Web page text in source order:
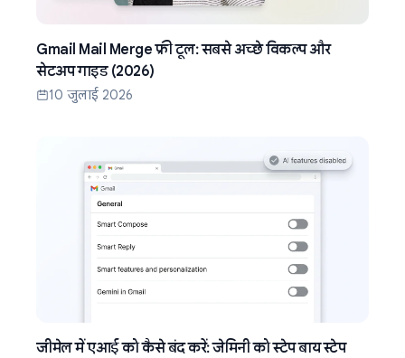
Gmail Mail Merge फ्री टूल: सबसे अच्छे विकल्प और
सेटअप गाइड (2026)
10 जुलाई 2026
जीमेल में एआई को कैसे बंद करें: जेमिनी को स्टेप बाय स्टेप